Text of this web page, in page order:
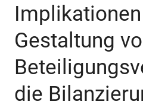
Gestaltung
die